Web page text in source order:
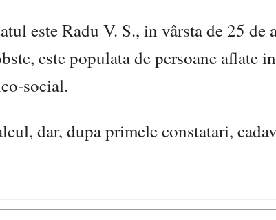
este Radu V. S., in vârsta de 25 de
este populata de persoane aflate
social.
dar, dupa primele constatari,